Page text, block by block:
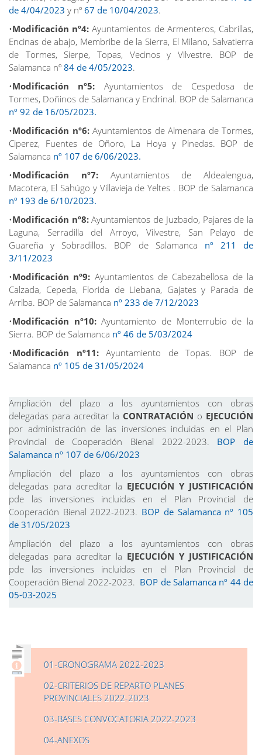
de 4/04/2023 y nº67 de 10/04/2023.
•Modificación nº4: Ayuntamientos de Armenteros, Cabrillas,
Encinas de abajo, Membribe de la Sierra, El Milano, Salvatierra
de Tormes, Sierpe, Topas, Vecinos y Vilvestre. BOP de
Salamanca nº84 de 4/05/2023.
•Modificación nº5: Ayuntamientos de Cespedosa de
Tormes, Doñinos de Salamanca y Endrinal. BOP de Salamanca
nº 92 de 16/05/2023.
•Modificación nº6:Ayuntamientos de Almenara de Tormes,
Ciperez, Fuentes de Oñoro, La Hoya y Pinedas. BOP de
Salamanca nº 107 de 6/06/2023.
•Modificación nº7:Ayuntamientos de Aldealengua,
Macotera, El Sahúgo y Villavieja de Yeltes . BOP de Salamanca
nº 193 de 6/10/2023.
•Modificación nº8:Ayuntamientos de Juzbado, Pajares de la
Laguna, Serradilla del Arroyo, Vilvestre, San Pelayo de
Guareña y Sobradillos. BOP de Salamanca nº 211 de
3/11/2023
•Modificación nº9: Ayuntamientos de Cabezabellosa de la
Calzada, Cepeda, Florida de Liebana, Gajates y Parada de
Arriba. BOP de Salamanca nº 233 de 7/12/2023
•Modificación nº10:Ayuntamiento de Monterrubio de la
Sierra. BOP de Salamanca nº 46 de 5/03/2024
•Modificación nº11:Ayuntamiento de Topas. BOP de
Salamanca nº 105 de 31/05/2024
Ampliación del plazo a los ayuntamientos con obras
delegadas para acreditar la CONTRATACIÓN o EJECUCIÓN
por administración de las inversiones incluidas en el Plan
Provincial de Cooperación Bienal 2022-2023. BOP de
Salamanca nº 107 de 6/06/2023
Ampliación del plazo a los ayuntamientos con obras
delegadas para acreditar la EJECUCIÓN Y JUSTIFICACIÓN
pde las inversiones incluidas en el Plan Provincial de
Cooperación Bienal 2022-2023. BOP de Salamanca nº 105
de 31/05/2023
Ampliación del plazo a los ayuntamientos con obras
delegadas para acreditar la EJECUCIÓN Y JUSTIFICACIÓN
pde las inversiones incluidas en el Plan Provincial de
Cooperación Bienal 2022-2023. BOP de Salamanca nº 44 de
05-03-2025
01-CRONOGRAMA 2022-2023
02-CRITERIOS DE REPARTO PLANES
PROVINCIALES 2022-2023
03-BASES CONVOCATORIA 2022-2023
04-ANEXOS